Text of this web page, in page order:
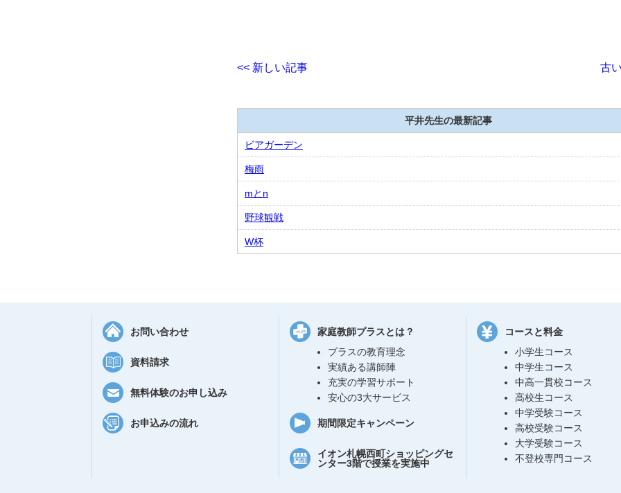
古
<< 新しい記事
平井先生の最新記事
ビアガーデン
梅雨
mとn
野球観戦
W杯
お問い合わせ
資料請求
無料体験のお申し込み
お申込みの流れ
家庭教師プラスとは？
プラスの教育理念
実績ある講師陣
充実の学習サポート
安心の3大サービス
期間限定キャンペーン
イオン札幌西町ショッピングセ
ンター3階で授業を実施中
コースと料金
小学生コース
中学生コース
中高一貫校コース
高校生コース
中学受験コース
高校受験コース
大学受験コース
不登校専門コース